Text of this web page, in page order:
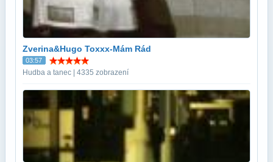
Zverina&Hugo Toxxx-Mám Rád
03:57
Hudba a tanec | 4335 zobrazení